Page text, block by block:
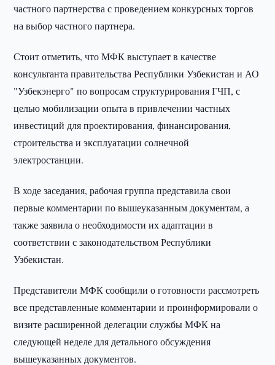
частного партнерства с проведением конкурсных торгов
на выбор частного партнера.
Стоит отметить, что МФК выступает в качестве
консультанта правительства Республики Узбекистан и АО
"Узбекэнерго" по вопросам структурирования ГЧП, с
целью мобилизации опыта в привлечении частных
инвестиций для проектирования, финансирования,
строительства и эксплуатации солнечной
электростанции.
В ходе заседания, рабочая группа представила свои
первые комментарии по вышеуказанным документам, а
также заявила о необходимости их адаптации в
соответствии с законодательством Республики
Узбекистан.
Представители МФК сообщили о готовности рассмотреть
все представленные комментарии и проинформировали о
визите расширенной делегации службы МФК на
следующей неделе для детального обсуждения
вышеуказанных документов.